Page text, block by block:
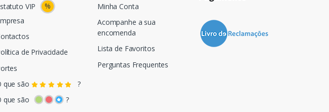
VIP
%
de Privacidade
que são
?
que são
?
Minha Conta
Acompanhe a sua
encomenda
Lista de Favoritos
Perguntas Frequentes